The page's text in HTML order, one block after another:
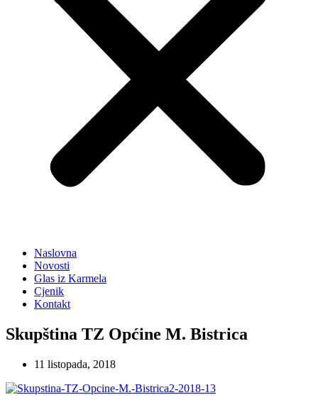
Naslovna
Novosti
Glas iz Karmela
Cjenik
Kontakt
Skupština TZ Općine M. Bistrica
11 listopada, 2018